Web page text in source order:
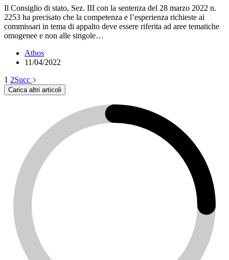
Il Consiglio di stato, Sez. III con la sentenza del 28 marzo 2022 n.
2253 ha precisato che la competenza e l’esperienza richieste ai
commissari in tema di appalto deve essere riferita ad aree tematiche
omogenee e non alle singole…
Athos
11/04/2022
1 2Succ
Carica altri articoli